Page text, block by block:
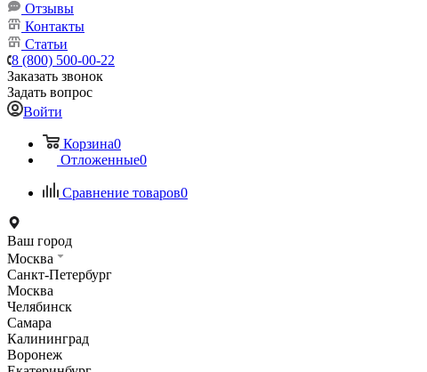
Отзывы
Контакты
Статьи
8 (800) 500-00-22
Заказать звонок
Задать вопрос
Войти
Корзина0
Отложенные0
Сравнение товаров0
Ваш город
Москва
Санкт-Петербург
Москва
Челябинск
Самара
Калининград
Воронеж